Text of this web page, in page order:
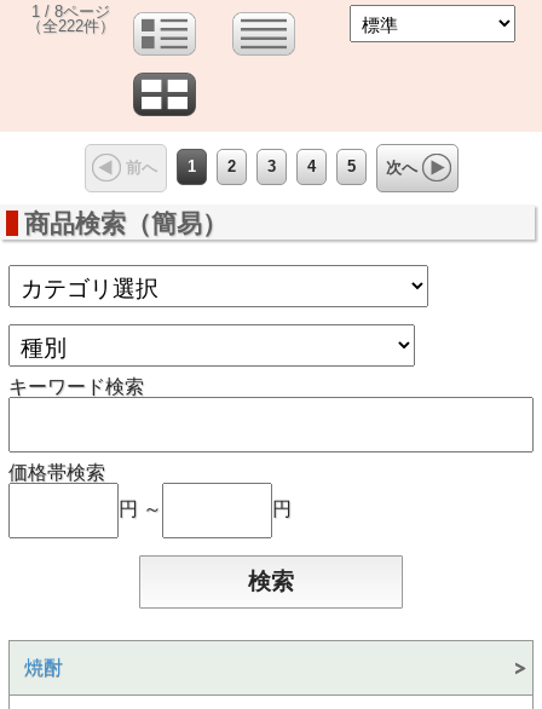
1 / 8ページ
（全222件）
前へ 1 2 3 4 5 次へ
商品検索（簡易）
キーワード検索
価格帯検索
円 ～
円
焼酎